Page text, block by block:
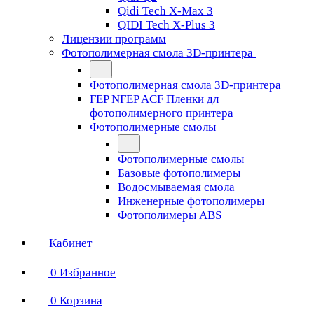
Qidi Tech X-Max 3
QIDI Tech X-Plus 3
Лицензии программ
Фотополимерная смола 3D-принтера
Фотополимерная смола 3D-принтера
FEP NFEP ACF Пленки дл
фотополимерного принтера
Фотополимерные смолы
Фотополимерные смолы
Базовые фотополимеры
Водосмываемая смола
Инженерные фотополимеры
Фотополимеры ABS
Кабинет
0 Избранное
0 Корзина